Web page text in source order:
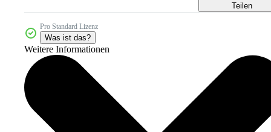
Teilen
Pro Standard Lizenz
Was ist das?
Weitere Informationen